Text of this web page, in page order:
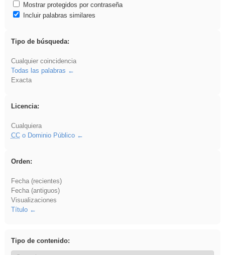
Mostrar protegidos por contraseña
Incluir palabras similares
Tipo de búsqueda:
Cualquier coincidencia
Todas las palabras
Exacta
Licencia:
Cualquiera
CCo Dominio Público
Orden:
Fecha (recientes)
Fecha (antiguos)
Visualizaciones
Título
Tipo de contenido: